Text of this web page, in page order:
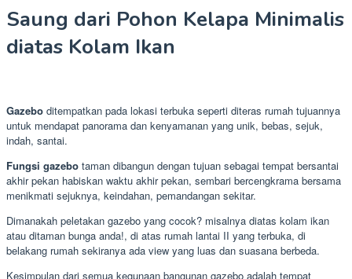
Saung dari Pohon Kelapa Minimalis
diatas Kolam Ikan
Gazebo ditempatkan pada lokasi terbuka seperti diteras rumah tujuannya
untuk mendapat panorama dan kenyamanan yang unik, bebas, sejuk,
indah, santai.
Fungsi gazebo taman dibangun dengan tujuan sebagai tempat bersantai
akhir pekan habiskan waktu akhir pekan, sembari bercengkrama bersama
menikmati sejuknya, keindahan, pemandangan sekitar.
Dimanakah peletakan gazebo yang cocok? misalnya diatas kolam ikan
atau ditaman bunga anda!, di atas rumah lantai II yang terbuka, di
belakang rumah sekiranya ada view yang luas dan suasana berbeda.
Kesimpulan dari semua kegunaan bangunan gazebo adalah tempat